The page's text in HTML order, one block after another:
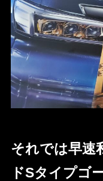
それでは早速
ドSタイプゴ